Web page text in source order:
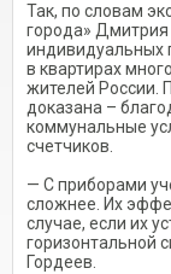
Так, по словам
города» Дмитрия
индивидуальных
в квартирах
жителей России.
доказана –
коммунальные
счетчиков.
— С приборами
сложнее. Их
случае, если их
горизонтальной
Гордеев.